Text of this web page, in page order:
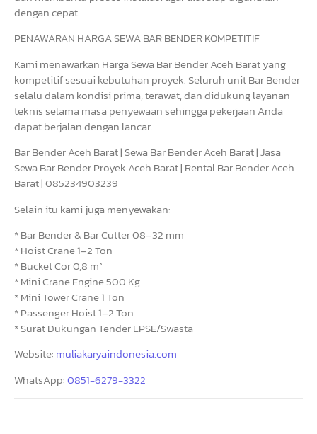
dengan cepat.
PENAWARAN HARGA SEWA BAR BENDER KOMPETITIF
Kami menawarkan Harga Sewa Bar Bender Aceh Barat yang
kompetitif sesuai kebutuhan proyek. Seluruh unit Bar Bender
selalu dalam kondisi prima, terawat, dan didukung layanan
teknis selama masa penyewaan sehingga pekerjaan Anda
dapat berjalan dengan lancar.
Bar Bender Aceh Barat | Sewa Bar Bender Aceh Barat | Jasa
Sewa Bar Bender Proyek Aceh Barat | Rental Bar Bender Aceh
Barat | 085234903239
Selain itu kami juga menyewakan:
* Bar Bender & Bar Cutter 08–32 mm
* Hoist Crane 1–2 Ton
* Bucket Cor 0,8 m³
* Mini Crane Engine 500 Kg
* Mini Tower Crane 1 Ton
* Passenger Hoist 1–2 Ton
* Surat Dukungan Tender LPSE/Swasta
Website: muliakaryaindonesia.com
WhatsApp:0851-6279-3322